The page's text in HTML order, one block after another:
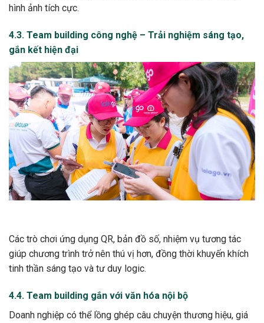
hình ảnh tích cực.
4.3. Team building công nghệ – Trải nghiệm sáng tạo,
gắn kết hiện đại
Các trò chơi ứng dụng QR, bản đồ số, nhiệm vụ tương tác
giúp chương trình trở nên thú vị hơn, đồng thời khuyến khích
tinh thần sáng tạo và tư duy logic.
4.4. Team building gắn với văn hóa nội bộ
Doanh nghiệp có thể lồng ghép câu chuyện thương hiệu, giá